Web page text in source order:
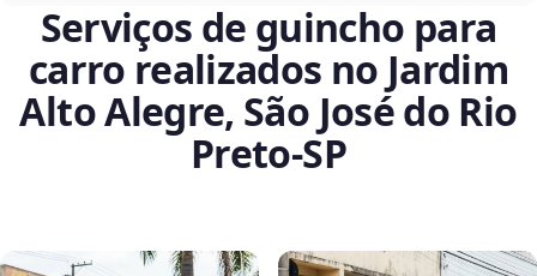
Serviços de guincho para
carro realizados no Jardim
Alto Alegre, São José do Rio
Preto‑SP